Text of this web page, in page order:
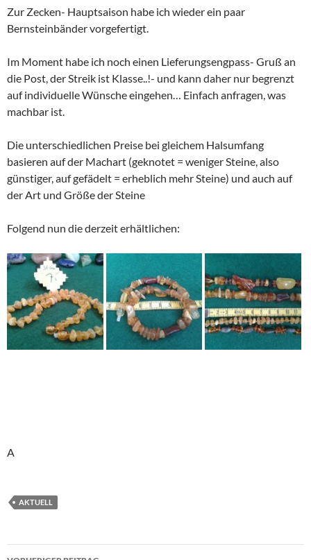
Zur Zecken- Hauptsaison habe ich wieder ein paar
Bernsteinbänder vorgefertigt.
Im Moment habe ich noch einen Lieferungsengpass- Gruß an
die Post, der Streik ist Klasse..!- und kann daher nur begrenzt
auf individuelle Wünsche eingehen… Einfach anfragen, was
machbar ist.
Die unterschiedlichen Preise bei gleichem Halsumfang
basieren auf der Machart (geknotet = weniger Steine, also
günstiger, auf gefädelt = erheblich mehr Steine) und auch auf
der Art und Größe der Steine
Folgend nun die derzeit erhältlichen:
A
AKTUELL
Beitragsnavigation